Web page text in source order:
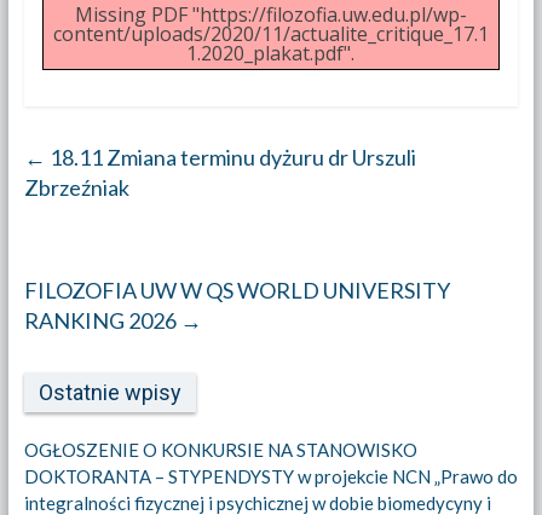
Missing PDF "https://filozofia.uw.edu.pl/wp-
content/uploads/2020/11/actualite_critique_17.1
1.2020_plakat.pdf".
← 18.11 Zmiana terminu dyżuru dr Urszuli
Zbrzeźniak
FILOZOFIA UW W QS WORLD UNIVERSITY
RANKING 2026 →
Ostatnie wpisy
OGŁOSZENIE O KONKURSIE NA STANOWISKO
DOKTORANTA – STYPENDYSTY w projekcie NCN „Prawo do
integralności fizycznej i psychicznej w dobie biomedycyny i